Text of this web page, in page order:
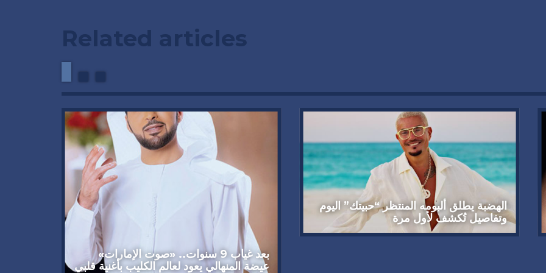
Related articles
بعد غياب 9 سنوات.. «صوت الإمارات»
عيضة المنهالي يعود لعالم الكليب بأغنية قلبي
الهضبة يطلق ألبومه المنتظر “حبيتك” اليوم
وتفاصيل تُكشف لأول مرة